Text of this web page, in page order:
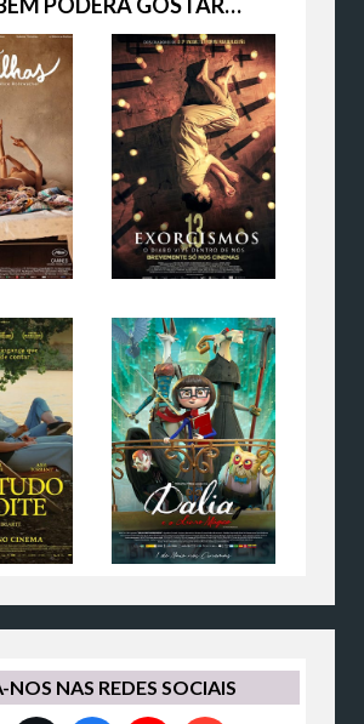
NOS NAS REDES SOCIAIS